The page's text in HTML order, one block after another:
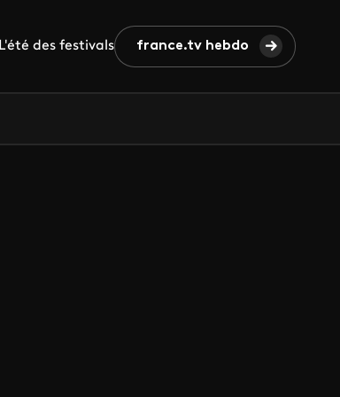
L'été des festivals france.tv hebdo